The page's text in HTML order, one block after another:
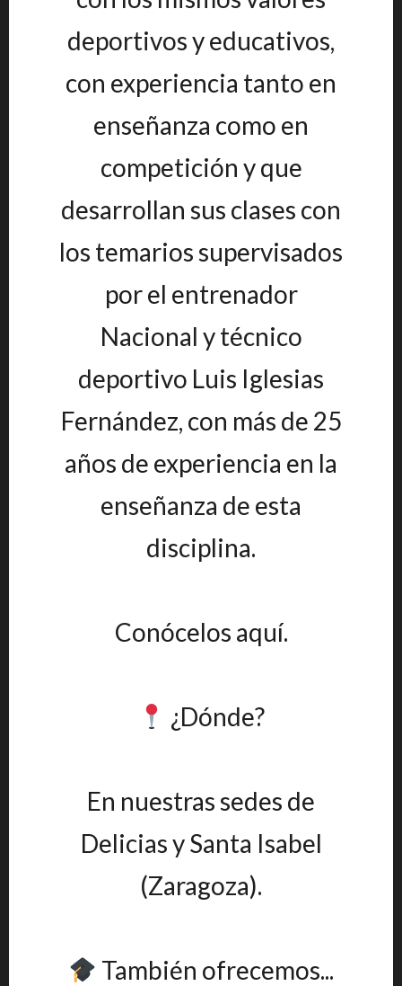
deportivos y educativos,
con experiencia tanto en
enseñanza como en
competición y que
desarrollan sus clases con
los temarios supervisados
por el entrenador
Nacional y técnico
deportivo Luis Iglesias
Fernández, con más de 25
años de experiencia en la
enseñanza de esta
disciplina.
Conócelos aquí.
¿Dónde?
En nuestras sedes de
Delicias y Santa Isabel
(Zaragoza).
También ofrecemos...